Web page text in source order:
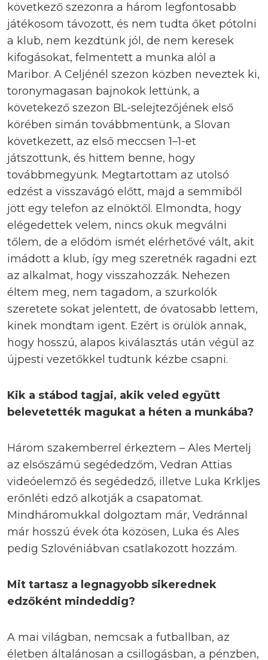
következő szezonra a három legfontosabb
játékosom távozott, és nem tudta őket pótolni
a klub, nem kezdtünk jól, de nem keresek
kifogásokat, felmentett a munka alól a
Maribor. A Celjénél szezon közben neveztek ki,
toronymagasan bajnokok lettünk, a
követekező szezon BL-selejtezőjének első
körében simán továbbmentünk, a Slovan
következett, az első meccsen 1–1-et
játszottunk, és hittem benne, hogy
továbbmegyünk. Megtartottam az utolsó
edzést a visszavágó előtt, majd a semmiből
jött egy telefon az elnöktől. Elmondta, hogy
elégedettek velem, nincs okuk megválni
tőlem, de a elődöm ismét elérhetővé vált, akit
imádott a klub, így meg szeretnék ragadni ezt
az alkalmat, hogy visszahozzák. Nehezen
éltem meg, nem tagadom, a szurkolók
szeretete sokat jelentett, de óvatosabb lettem,
kinek mondtam igent. Ezért is örülök annak,
hogy hosszú, alapos kiválasztás után végül az
újpesti vezetőkkel tudtunk kézbe csapni.
Kik a stábod tagjai, akik veled együtt
belevetették magukat a héten a munkába?
Három szakemberrel érkeztem – Ales Mertelj
az elsőszámú segédedzőm, Vedran Attias
videóelemző és segédedző, illetve Luka Krkljes
erőnléti edző alkotják a csapatomat.
Mindháromukkal dolgoztam már, Vedránnal
már hosszú évek óta közösen, Luka és Ales
pedig Szlovéniábvan csatlakozott hozzám.
Mit tartasz a legnagyobb sikerednek
edzőként mindeddig?
A mai világban, nemcsak a futballban, az
életben általánosan a csillogásban, a pénzben,